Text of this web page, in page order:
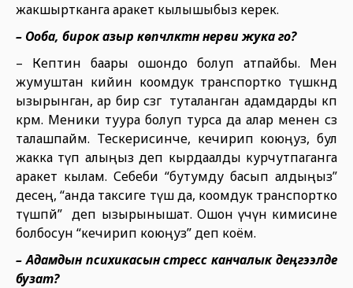
жакшыртканга аракет кылышыбыз керек.
– Ооба, бирок азыр көпчүлүктүн нерви жука го?
– Кептин баары ошондо болуп атпайбы. Мен
жумуштан кийин коомдук транспортко түшкөндө
ызырынган, ар бир сөзгө туталанган адамдарды көп
көрөм. Меники туура болуп турса да алар менен сөз
талашпайм. Тескерисинче, кечирип коюңуз, бул
жакка өтүп алыңыз деп кырдаалды курчутпаганга
аракет кылам. Себеби “бутумду басып алдыңыз”
десең, “анда таксиге түш да, коомдук транспортко
түшпөй” деп ызырынышат. Ошон үчүн кимисине
болбосун “кечирип коюңуз” деп коём.
– Адамдын психикасын стресс канчалык деңгээлде
бузат?